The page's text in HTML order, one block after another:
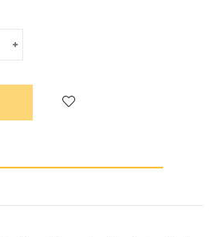
Translation